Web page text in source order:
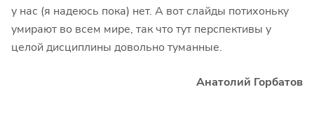
у нас (я надеюсь пока) нет. А вот слайды потихоньку
умирают во всем мире, так что тут перспективы у
целой дисциплины довольно туманные.
Анатолий Горбатов